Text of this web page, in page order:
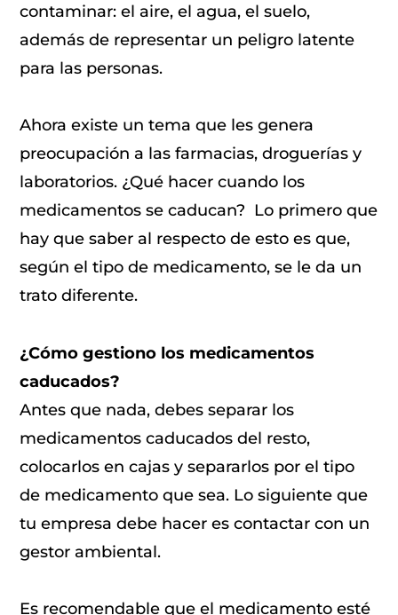
contaminar: el aire, el agua, el suelo,
además de representar un peligro latente
para las personas.
Ahora existe un tema que les genera
preocupación a las farmacias, droguerías y
laboratorios. ¿Qué hacer cuando los
medicamentos se caducan? Lo primero que
hay que saber al respecto de esto es que,
según el tipo de medicamento, se le da un
trato diferente.
¿Cómo gestiono los medicamentos
caducados?
Antes que nada, debes separar los
medicamentos caducados del resto,
colocarlos en cajas y separarlos por el tipo
de medicamento que sea. Lo siguiente que
tu empresa debe hacer es contactar con un
gestor ambiental.
Es recomendable que el medicamento esté